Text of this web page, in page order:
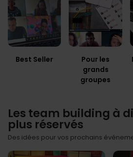
Best Seller
Pour les
grands
groupes
Les team building à
plus réservés
Des idées pour vos prochains